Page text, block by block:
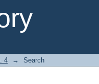
4 →
Search